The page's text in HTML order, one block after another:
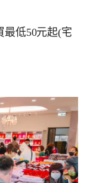
最低50元起(宅